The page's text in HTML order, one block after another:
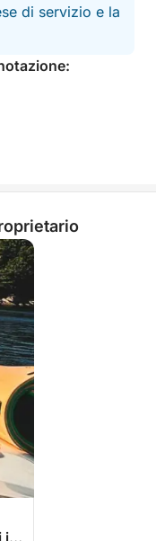
di servizio e la
il